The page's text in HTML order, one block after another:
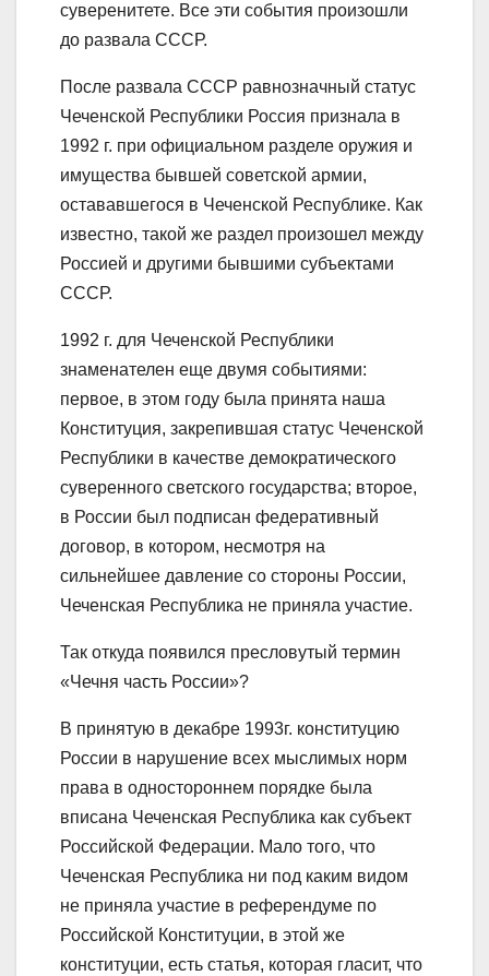
суверенитете. Все эти события произошли
до развала СССР.
После развала СССР равнозначный статус
Чеченской Республики Россия признала в
1992 г. при официальном разделе оружия и
имущества бывшей советской армии,
остававшегося в Чеченской Республике. Как
известно, такой же раздел произошел между
Россией и другими бывшими субъектами
СССР.
1992 г. для Чеченской Республики
знаменателен еще двумя событиями:
первое, в этом году была принята наша
Конституция, закрепившая статус Чеченской
Республики в качестве демократического
суверенного светского государства; второе,
в России был подписан федеративный
договор, в котором, несмотря на
сильнейшее давление со стороны России,
Чеченская Республика не приняла участие.
Так откуда появился пресловутый термин
«Чечня часть России»?
В принятую в декабре 1993г. конституцию
России в нарушение всех мыслимых норм
права в одностороннем порядке была
вписана Чеченская Республика как субъект
Российской Федерации. Мало того, что
Чеченская Республика ни под каким видом
не приняла участие в референдуме по
Российской Конституции, в этой же
конституции, есть статья, которая гласит, что